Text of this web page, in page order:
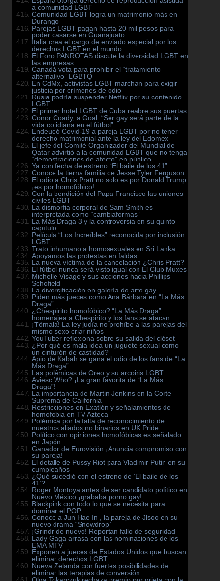
a comunidad LGBT
Comunidad LGBT logra un matrimonio más en
Durango
Parejas LGBT pagan hasta 20 mil pesos para
poder casarse en Guanajuato
Italia crea el cargo de enviado especial por los
derechos LGBT en el mundo
El Foro PANROTAS discute la diversidad LGBT en
las empresas
Canadá vota para prohibir el “tratamiento
alternativo” LGBTQ
En CdMx, activistas LGBT marchan para exigir
justicia por crímenes de odio
Rusia podría suspender Netflix por su contenido
LGBT
El primer hotel LGBT de Cuba reabre sus puertas
Conor Coady, a Goal: “Ser gay será parte de la
vida cotidiana en el fútbol”
Endeudó Covid-19 a pareja LGBT por no tener
derecho matrimonial ante la ley del Edomex
El jefe del Comité Organizador del Mundial de
Qatar advirtió a la comunidad LGBT que no tenga
“demostraciones de afecto” en público
Ya con fecha de estreno “El baile de los 41”
Conoce la tierna familia de Jesse Tyler Ferguson
El odio a Chris Pratt no solo es por Donald Trump
¡es por homofóbico!
Con la bendición del Papa Francisco las uniones
civiles LGBT
La dismorfia corporal de Sam Smith es
interpretada como “cambiaformas”
La Más Draga 3 y la controversia en su quinto
capítulo
Película “Los Increíbles” reconocida por inclusión
LGBT
Trato inhumano a homosexuales en Sri Lanka
Apoyamos las protestas en faldas
La nueva víctima de la cancelación ¿Chris Pratt?
El fútbol nunca será visto igual con El Club Muxes
Michelle Visage y sus acciones hacia Phillips
Schofield
La diversificación en galería de arte gay
Piden más jueces como Ana Bárbara en “La Más
Draga”
¿Chespirito homofóbico? “La Más Draga”
homenajea a Chespirito y los fans se atacan
¡Tómala! La ley judía no prohíbe a las parejas del
mismo sexo criar niños
YouTuber reflexiona sobre su salida del clóset
¿Por qué es mala idea un juguete sexual como
un cinturón de castidad?
Apio de Kabah se gana el odio de los fans de “La
Más Draga”
Las polémicas de Oreo y su arcoiris LGBT
Aviesc Who? ¡La gran favorita de “La Más
Draga”!
La importancia de Martin Jenkins en la Corte
Suprema de California
Restricciones en Exatlón y señalamientos de
homofobia en TV Azteca
Polémica por la falta de reconocimiento de
nuestros aliados no binarios en UK Pride
Político con opiniones homofóbicas es señalado
en Japón
Ganador de Eurovisión ¡Anuncia compromiso con
su pareja!
El detalle de Pussy Riot para Vladimir Putin en su
cumpleaños
¿Qué sucedió con el estreno de ‘El baile de los
41’?
Roger Montoya antes de ser candidato político en
Nuevo México ¡grababa porno gay!
Blackpink con todo lo que se necesita para
dominar el POP
Conoce a Jun Hae In , la pareja de Jisoo en su
nuevo drama “Snowdrop”
¡Grindr de nuevo! Reportan fallo de seguridad
Lady Gaga arrasa con las nominaciones de los
EMA MTV
Exponen a jueces de Estados Unidos que buscan
eliminar derechos LGBT
Nueva Zelanda con fuertes posibilidades de
eliminar las terapias de conversión